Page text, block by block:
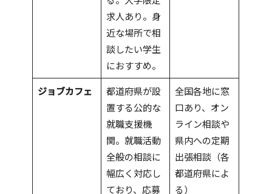
求人あり。身
近な場所で相
談したい学生
におすすめ。
ジョブカフェ
都道府県が設
置する公的な
就職支援機
関。就職活動
全般の相談に
幅広く対応し
ており、応募
全国各地に窓
口あり、オン
ライン相談や
県内への定期
出張相談（各
都道府県によ
る）